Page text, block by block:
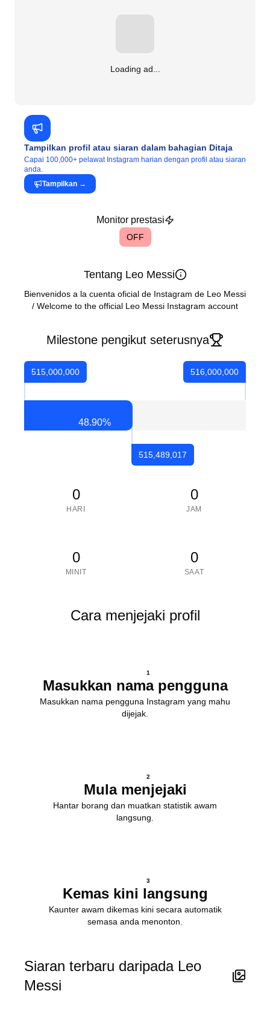
Loading ad...
Tampilkan profil atau siaran dalam bahagian Ditaja
Capai 100,000+ pelawat Instagram harian dengan profil atau siaran
anda.
Tampilkan →
Monitor prestasi
OFF
Tentang Leo Messi
Bienvenidos a la cuenta oficial de Instagram de Leo Messi
/ Welcome to the official Leo Messi Instagram account
Milestone pengikut seterusnya
515,000,000
48.90%
515,489,017
516,000,000
0
HARI
0
JAM
0
MINIT
0
SAAT
Cara menjejaki profil
1
Masukkan nama pengguna
Masukkan nama pengguna Instagram yang mahu
dijejak.
2
Mula menjejaki
Hantar borang dan muatkan statistik awam
langsung.
3
Kemas kini langsung
Kaunter awam dikemas kini secara automatik
semasa anda menonton.
Siaran terbaru daripada Leo
Messi